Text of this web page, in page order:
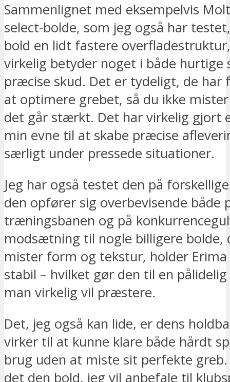
Sammenlignet med eksempelvis
select-bolde, som jeg også har
bold en lidt fastere
virkelig betyder noget i både hurtige
præcise skud. Det er tydeligt, de har
at optimere grebet, så du ikke
det går stærkt. Det har virkelig gjort
min evne til at skabe præcise
særligt under pressede situationer.
Jeg har også testet den på
den opfører sig overbevisende både
træningsbanen og på
modsætning til nogle billigere bolde,
mister form og tekstur, holder Erima
stabil – hvilket gør den til en
man virkelig vil præstere.
Det, jeg også kan lide, er dens
virker til at kunne klare både hårdt
brug uden at miste sit perfekte
det den bold, jeg vil anbefale til